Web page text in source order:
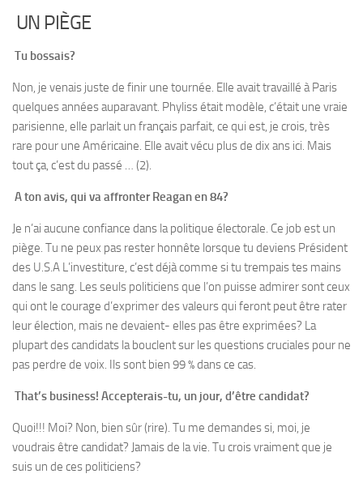
UN PIÈGE
Tu bossais?
Non, je venais juste de finir une tournée. Elle avait travaillé à Paris
quelques années auparavant. Phyliss était modèle, c’était une vraie
parisienne, elle parlait un français parfait, ce qui est, je crois, très
rare pour une Américaine. Elle avait vécu plus de dix ans ici. Mais
tout ça, c’est du passé … (2).
A ton avis, qui va affronter Reagan en 84?
Je n’ai aucune confiance dans la politique électorale. Ce job est un
piège. Tu ne peux pas rester honnête lorsque tu deviens Président
des U.S.A L’investiture, c’est déjà comme si tu trempais tes mains
dans le sang. Les seuls politiciens que l’on puisse admirer sont ceux
qui ont le courage d’exprimer des valeurs qui feront peut être rater
leur élection, mais ne devaient- elles pas être exprimées? La
plupart des candidats la bouclent sur les questions cruciales pour ne
pas perdre de voix. Ils sont bien 99 % dans ce cas.
That’s business! Accepterais-tu, un jour, d’être candidat?
Quoi!!! Moi? Non, bien sûr (rire). Tu me demandes si, moi, je
voudrais être candidat? Jamais de la vie. Tu crois vraiment que je
suis un de ces politiciens?